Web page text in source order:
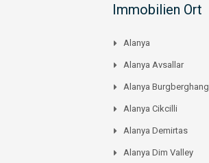
Immobilien Ort
Alanya
Alanya Avsallar
Alanya Burgberghang
Alanya Cikcilli
Alanya Demirtas
Alanya Dim Valley